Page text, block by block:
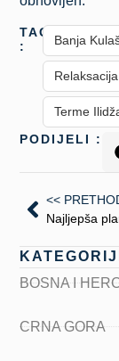
TAGS
:
Banja
Relaksacija
Terme
PODIJELI :
<<
BOSNA I
CRNA GORA